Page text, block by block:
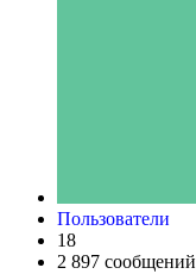
Пользователи
18
2 897 сообщений